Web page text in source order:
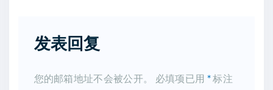
发表回复
您的邮箱地址不会被公开。 必填项已用 *标注